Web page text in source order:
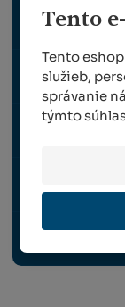
Tento
Tento
služieb,
správanie
týmto
STRIHANIE